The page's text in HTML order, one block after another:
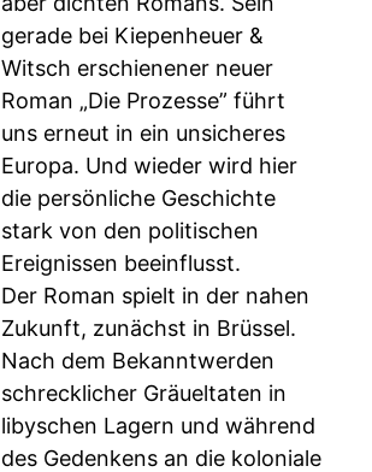
gerade bei Kiepenheuer &
Witsch erschienener neuer
Roman „Die Prozesse” führt
uns erneut in ein unsicheres
Europa. Und wieder wird hier
die persönliche Geschichte
stark von den politischen
Ereignissen beeinflusst.
Der Roman spielt in der nahen
Zukunft, zunächst in Brüssel.
Nach dem Bekanntwerden
schrecklicher Gräueltaten in
libyschen Lagern und während
des Gedenkens an die koloniale